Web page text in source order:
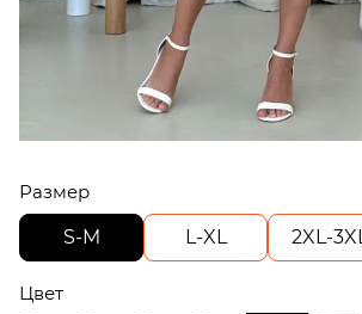
Размер
S-M
L-XL 2XL-3XL
Цвет